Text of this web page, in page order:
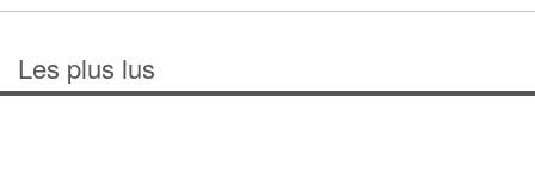
Les plus lus